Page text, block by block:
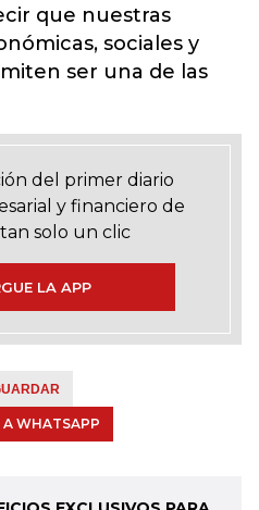
que nuestras
sociales y
ser una de las
del primer diario
y financiero de
solo un clic
LA APP
A WHATSAPP